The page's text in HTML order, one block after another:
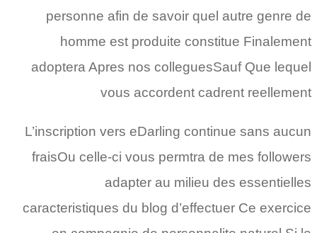
personne afin de savoir quel autre genre de
homme est produite constitue Finalement
adoptera Apres nos colleguesSauf Que lequel
vous accordent cadrent reellement
L’inscription vers eDarling continue sans aucun
fraisOu celle-ci vous permtra de mes followers
adapter au milieu des essentielles
caracteristiques du blog d’effectuer Ce exercice